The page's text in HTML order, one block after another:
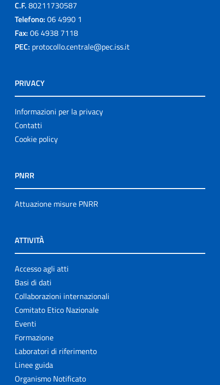
C.F. 80211730587
Telefono: 06 4990 1
Fax: 06 4938 7118
PEC: protocollo.centrale@pec.iss.it
PRIVACY
Informazioni per la privacy
Contatti
Cookie policy
PNRR
Attuazione misure PNRR
ATTIVITÀ
Accesso agli atti
Basi di dati
Collaborazioni internazionali
Comitato Etico Nazionale
Eventi
Formazione
Laboratori di riferimento
Linee guida
Organismo Notificato